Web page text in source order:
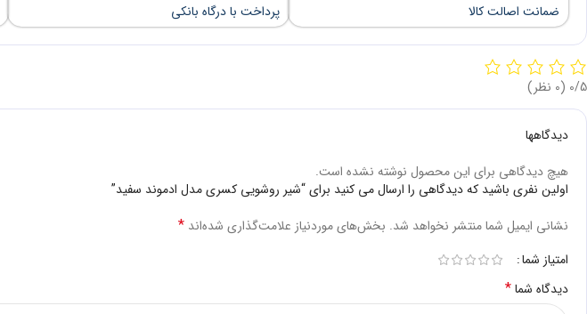
ضمانت اصالت کالا پرداخت با درگاه بانکی
‫0/5 ‫(0 نظر)
دیدگاهها
هیچ دیدگاهی برای این محصول نوشته نشده است.
اولین نفری باشید که دیدگاهی را ارسال می کنید برای “شیر روشویی کسری مدل ادموند سفید”
نشانی ایمیل شما منتشر نخواهد شد. بخش‌های موردنیاز علامت‌گذاری شده‌اند *
امتیاز شما
دیدگاه شما*